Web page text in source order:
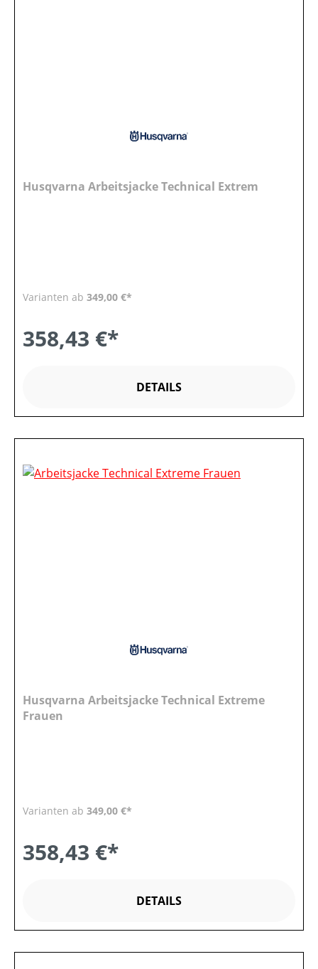
Husqvarna Arbeitsjacke Technical Extrem
Varianten ab 349,00 €*
358,43 €*
DETAILS
Husqvarna Arbeitsjacke Technical Extreme
Frauen
Varianten ab 349,00 €*
358,43 €*
DETAILS